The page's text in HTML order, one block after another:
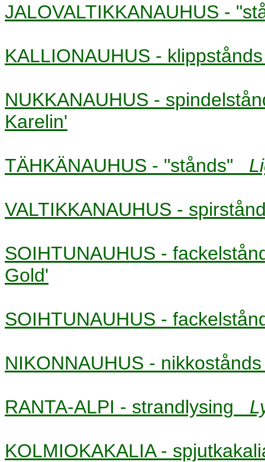
JALOVALTIKKANAUHUS -
KALLIONAUHUS -
NUKKANAUHUS -
Karelin'
TÄHKÄNAUHUS - "stånds"
VALTIKKANAUHUS -
SOIHTUNAUHUS -
Gold'
SOIHTUNAUHUS -
NIKONNAUHUS -
RANTA-ALPI - strandlysing
KOLMIOKAKALIA -